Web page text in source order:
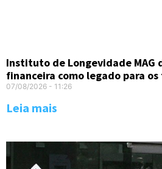
Instituto de Longevidade MAG
financeira como legado para
07/08/2026 11:26
Leia mais